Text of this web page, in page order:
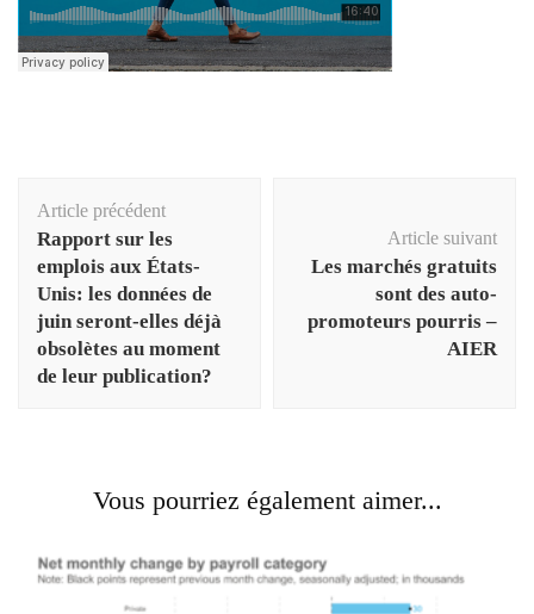
d'article
Article précédent
Rapport sur les
emplois aux États-
Unis: les données de
juin seront-elles déjà
obsolètes au moment
de leur publication?
Article suivant
Les marchés gratuits
sont des auto-
promoteurs pourris –
AIER
Vous pourriez également aimer...